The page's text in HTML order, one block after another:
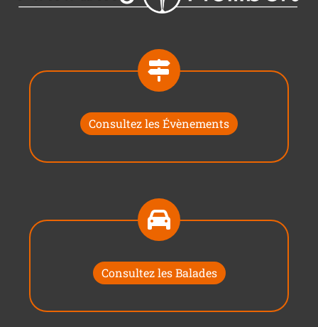
Consultez les Évènements
Consultez les Balades